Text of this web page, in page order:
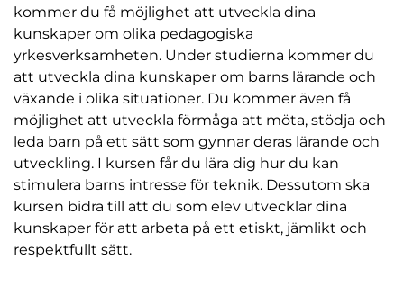
kommer du få möjlighet att utveckla dina
kunskaper om olika pedagogiska
yrkesverksamheten. Under studierna kommer du
att utveckla dina kunskaper om barns lärande och
växande i olika situationer. Du kommer även få
möjlighet att utveckla förmåga att möta, stödja och
leda barn på ett sätt som gynnar deras lärande och
utveckling. I kursen får du lära dig hur du kan
stimulera barns intresse för teknik. Dessutom ska
kursen bidra till att du som elev utvecklar dina
kunskaper för att arbeta på ett etiskt, jämlikt och
respektfullt sätt.